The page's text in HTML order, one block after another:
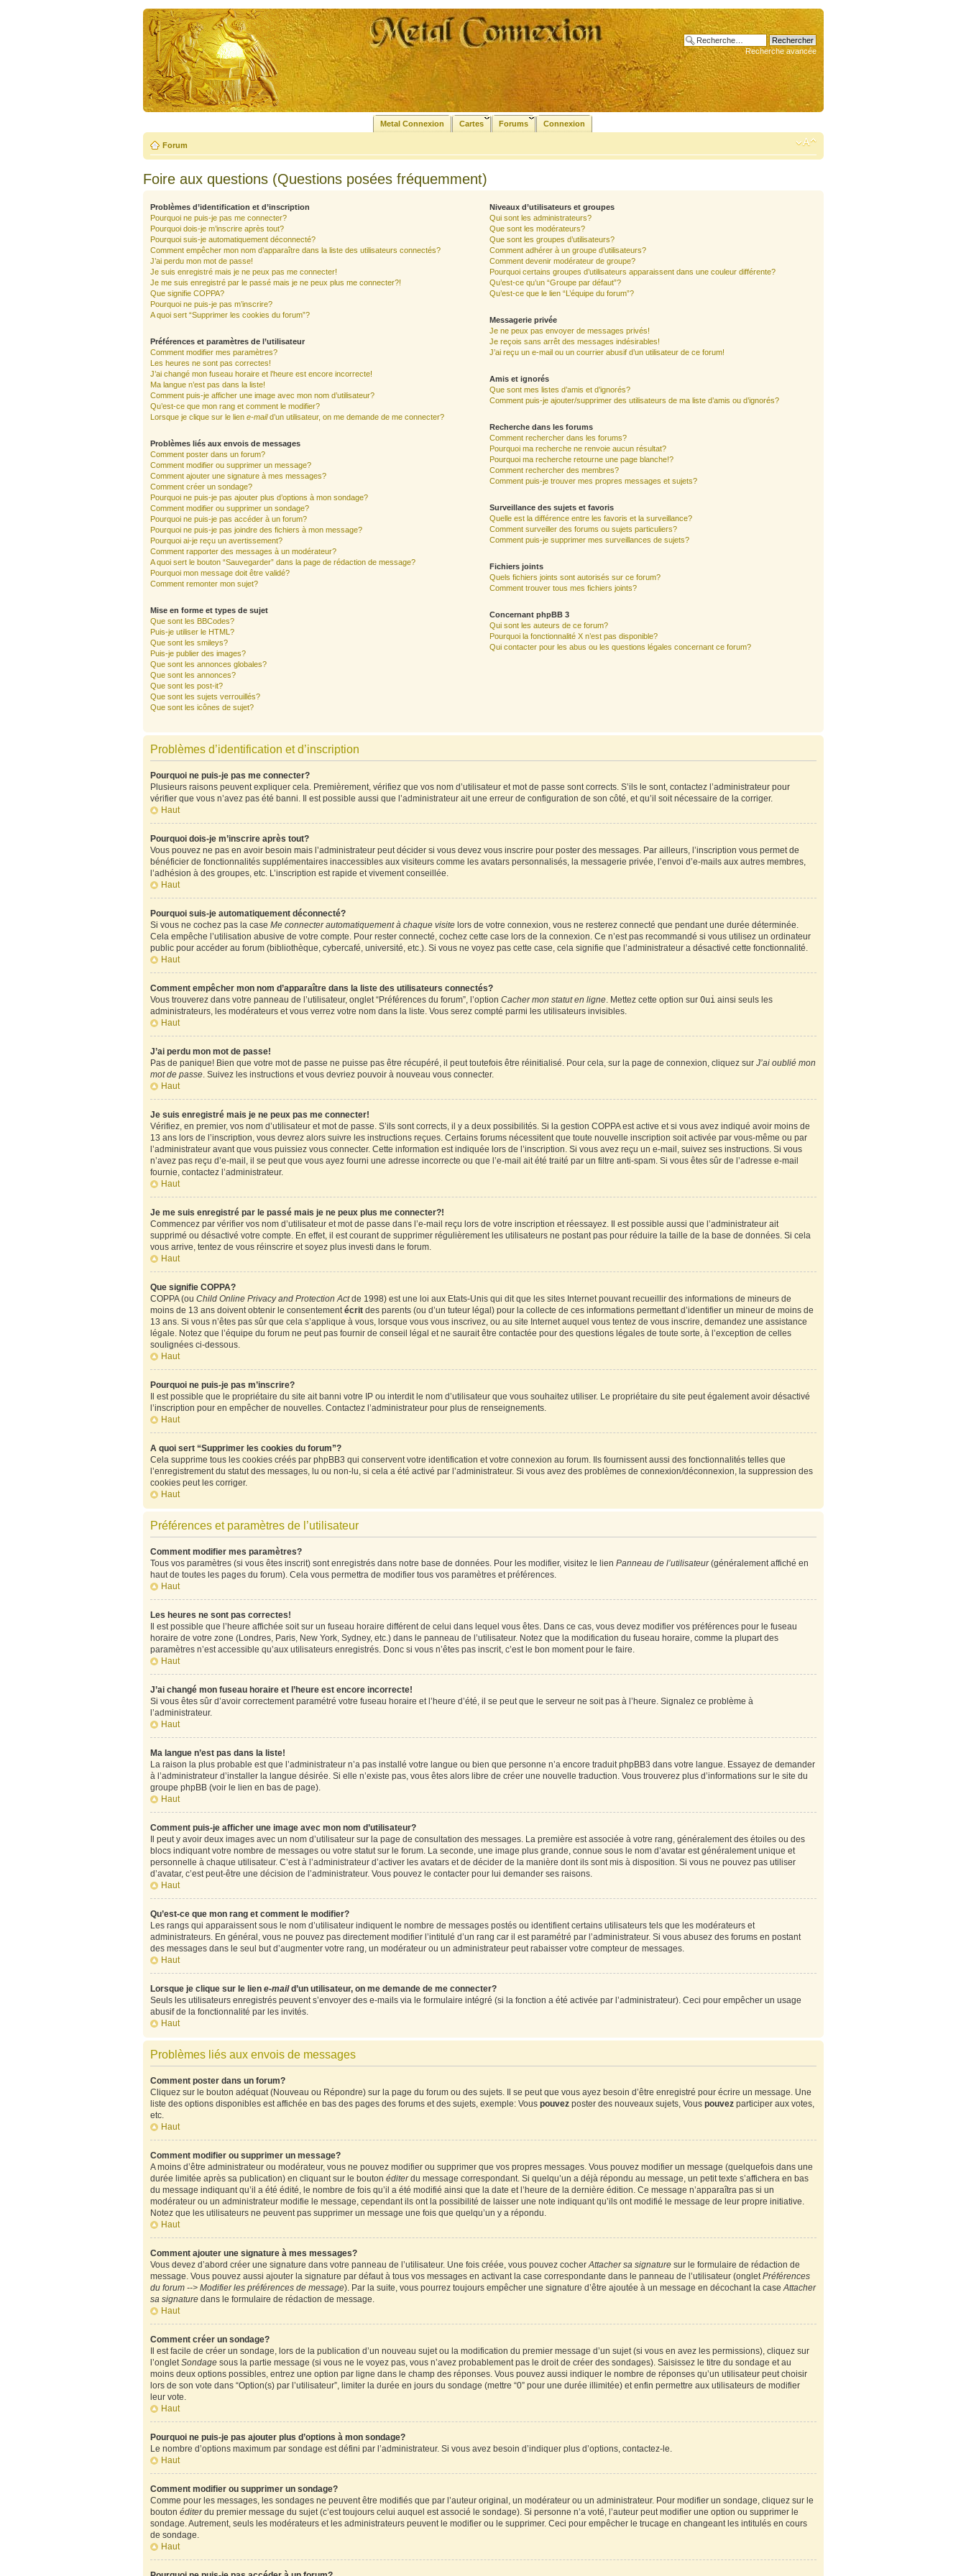
Recherche avancée
Metal Connexion Cartes Forums Connexion
Forum
Foire aux questions (Questions posées fréquemment)
Problèmes d’identification et d’inscription
Pourquoi ne puis-je pas me connecter?
Pourquoi dois-je m’inscrire après tout?
Pourquoi suis-je automatiquement déconnecté?
Comment empêcher mon nom d’apparaître dans la liste des utilisateurs connectés?
J’ai perdu mon mot de passe!
Je suis enregistré mais je ne peux pas me connecter!
Je me suis enregistré par le passé mais je ne peux plus me connecter?!
Que signifie COPPA?
Pourquoi ne puis-je pas m’inscrire?
A quoi sert “Supprimer les cookies du forum”?
Préférences et paramètres de l’utilisateur
Comment modifier mes paramètres?
Les heures ne sont pas correctes!
J’ai changé mon fuseau horaire et l’heure est encore incorrecte!
Ma langue n’est pas dans la liste!
Comment puis-je afficher une image avec mon nom d’utilisateur?
Qu’est-ce que mon rang et comment le modifier?
Lorsque je clique sur le lien e-maild’un utilisateur, on me demande de me connecter?
Problèmes liés aux envois de messages
Comment poster dans un forum?
Comment modifier ou supprimer un message?
Comment ajouter une signature à mes messages?
Comment créer un sondage?
Pourquoi ne puis-je pas ajouter plus d’options à mon sondage?
Comment modifier ou supprimer un sondage?
Pourquoi ne puis-je pas accéder à un forum?
Pourquoi ne puis-je pas joindre des fichiers à mon message?
Pourquoi ai-je reçu un avertissement?
Comment rapporter des messages à un modérateur?
A quoi sert le bouton “Sauvegarder” dans la page de rédaction de message?
Pourquoi mon message doit être validé?
Comment remonter mon sujet?
Mise en forme et types de sujet
Que sont les BBCodes?
Puis-je utiliser le HTML?
Que sont les smileys?
Puis-je publier des images?
Que sont les annonces globales?
Que sont les annonces?
Que sont les post-it?
Que sont les sujets verrouillés?
Que sont les icônes de sujet?
Niveaux d’utilisateurs et groupes
Qui sont les administrateurs?
Que sont les modérateurs?
Que sont les groupes d’utilisateurs?
Comment adhérer à un groupe d’utilisateurs?
Comment devenir modérateur de groupe?
Pourquoi certains groupes d’utilisateurs apparaissent dans une couleur différente?
Qu’est-ce qu’un “Groupe par défaut”?
Qu’est-ce que le lien “L’équipe du forum”?
Messagerie privée
Je ne peux pas envoyer de messages privés!
Je reçois sans arrêt des messages indésirables!
J’ai reçu un e-mail ou un courrier abusif d’un utilisateur de ce forum!
Amis et ignorés
Que sont mes listes d’amis et d’ignorés?
Comment puis-je ajouter/supprimer des utilisateurs de ma liste d’amis ou d’ignorés?
Recherche dans les forums
Comment rechercher dans les forums?
Pourquoi ma recherche ne renvoie aucun résultat?
Pourquoi ma recherche retourne une page blanche!?
Comment rechercher des membres?
Comment puis-je trouver mes propres messages et sujets?
Surveillance des sujets et favoris
Quelle est la différence entre les favoris et la surveillance?
Comment surveiller des forums ou sujets particuliers?
Comment puis-je supprimer mes surveillances de sujets?
Fichiers joints
Quels fichiers joints sont autorisés sur ce forum?
Comment trouver tous mes fichiers joints?
Concernant phpBB 3
Qui sont les auteurs de ce forum?
Pourquoi la fonctionnalité X n’est pas disponible?
Qui contacter pour les abus ou les questions légales concernant ce forum?
Problèmes d’identification et d’inscription
Pourquoi ne puis-je pas me connecter?
Plusieurs raisons peuvent expliquer cela. Premièrement, vérifiez que vos nom d’utilisateur et mot de passe sont corrects. S’ils le sont, contactez l’administrateur pour
vérifier que vous n’avez pas été banni. Il est possible aussi que l’administrateur ait une erreur de configuration de son côté, et qu’il soit nécessaire de la corriger.
Haut
Pourquoi dois-je m’inscrire après tout?
Vous pouvez ne pas en avoir besoin mais l’administrateur peut décider si vous devez vous inscrire pour poster des messages. Par ailleurs, l’inscription vous permet de
bénéficier de fonctionnalités supplémentaires inaccessibles aux visiteurs comme les avatars personnalisés, la messagerie privée, l’envoi d’e-mails aux autres membres,
l’adhésion à des groupes, etc. L’inscription est rapide et vivement conseillée.
Haut
Pourquoi suis-je automatiquement déconnecté?
Si vous ne cochez pas la case Me connecter automatiquement à chaque visitelors de votre connexion, vous ne resterez connecté que pendant une durée déterminée.
Cela empêche l’utilisation abusive de votre compte. Pour rester connecté, cochez cette case lors de la connexion. Ce n’est pas recommandé si vous utilisez un ordinateur
public pour accéder au forum (bibliothèque, cybercafé, université, etc.). Si vous ne voyez pas cette case, cela signifie que l’administrateur a désactivé cette fonctionnalité.
Haut
Comment empêcher mon nom d’apparaître dans la liste des utilisateurs connectés?
Vous trouverez dans votre panneau de l’utilisateur, onglet “Préférences du forum”, l’option Cacher mon statut en ligne. Mettez cette option sur Ouiainsi seuls les
administrateurs, les modérateurs et vous verrez votre nom dans la liste. Vous serez compté parmi les utilisateurs invisibles.
Haut
J’ai perdu mon mot de passe!
Pas de panique! Bien que votre mot de passe ne puisse pas être récupéré, il peut toutefois être réinitialisé. Pour cela, sur la page de connexion, cliquez sur J’ai oublié mon
mot de passe. Suivez les instructions et vous devriez pouvoir à nouveau vous connecter.
Haut
Je suis enregistré mais je ne peux pas me connecter!
Vérifiez, en premier, vos nom d’utilisateur et mot de passe. S’ils sont corrects, il y a deux possibilités. Si la gestion COPPA est active et si vous avez indiqué avoir moins de
13 ans lors de l’inscription, vous devrez alors suivre les instructions reçues. Certains forums nécessitent que toute nouvelle inscription soit activée par vous-même ou par
l’administrateur avant que vous puissiez vous connecter. Cette information est indiquée lors de l’inscription. Si vous avez reçu un e-mail, suivez ses instructions. Si vous
n’avez pas reçu d’e-mail, il se peut que vous ayez fourni une adresse incorrecte ou que l’e-mail ait été traité par un filtre anti-spam. Si vous êtes sûr de l’adresse e-mail
fournie, contactez l’administrateur.
Haut
Je me suis enregistré par le passé mais je ne peux plus me connecter?!
Commencez par vérifier vos nom d’utilisateur et mot de passe dans l’e-mail reçu lors de votre inscription et réessayez. Il est possible aussi que l’administrateur ait
supprimé ou désactivé votre compte. En effet, il est courant de supprimer régulièrement les utilisateurs ne postant pas pour réduire la taille de la base de données. Si cela
vous arrive, tentez de vous réinscrire et soyez plus investi dans le forum.
Haut
Que signifie COPPA?
COPPA (ou Child Online Privacy and Protection Actde 1998) est une loi aux Etats-Unis qui dit que les sites Internet pouvant recueillir des informations de mineurs de
moins de 13 ans doivent obtenir le consentementécritdes parents (ou d’un tuteur légal) pour la collecte de ces informations permettant d’identifier un mineur de moins de
13 ans. Si vous n’êtes pas sûr que cela s’applique à vous, lorsque vous vous inscrivez, ou au site Internet auquel vous tentez de vous inscrire, demandez une assistance
légale. Notez que l’équipe du forum ne peut pas fournir de conseil légal et ne saurait être contactée pour des questions légales de toute sorte, à l’exception de celles
soulignées ci-dessous.
Haut
Pourquoi ne puis-je pas m’inscrire?
Il est possible que le propriétaire du site ait banni votre IP ou interdit le nom d’utilisateur que vous souhaitez utiliser. Le propriétaire du site peut également avoir désactivé
l’inscription pour en empêcher de nouvelles. Contactez l’administrateur pour plus de renseignements.
Haut
A quoi sert “Supprimer les cookies du forum”?
Cela supprime tous les cookies créés par phpBB3 qui conservent votre identification et votre connexion au forum. Ils fournissent aussi des fonctionnalités telles que
l’enregistrement du statut des messages, lu ou non-lu, si cela a été activé par l’administrateur. Si vous avez des problèmes de connexion/déconnexion, la suppression des
cookies peut les corriger.
Haut
Préférences et paramètres de l’utilisateur
Comment modifier mes paramètres?
Tous vos paramètres (si vous êtes inscrit) sont enregistrés dans notre base de données. Pour les modifier, visitez le lien Panneau de l’utilisateur(généralement affiché en
haut de toutes les pages du forum). Cela vous permettra de modifier tous vos paramètres et préférences.
Haut
Les heures ne sont pas correctes!
Il est possible que l’heure affichée soit sur un fuseau horaire différent de celui dans lequel vous êtes. Dans ce cas, vous devez modifier vos préférences pour le fuseau
horaire de votre zone (Londres, Paris, New York, Sydney, etc.) dans le panneau de l’utilisateur. Notez que la modification du fuseau horaire, comme la plupart des
paramètres n’est accessible qu’aux utilisateurs enregistrés. Donc si vous n’êtes pas inscrit, c’est le bon moment pour le faire.
Haut
J’ai changé mon fuseau horaire et l’heure est encore incorrecte!
Si vous êtes sûr d’avoir correctement paramétré votre fuseau horaire et l’heure d’été, il se peut que le serveur ne soit pas à l’heure. Signalez ce problème à
l’administrateur.
Haut
Ma langue n’est pas dans la liste!
La raison la plus probable est que l’administrateur n’a pas installé votre langue ou bien que personne n’a encore traduit phpBB3 dans votre langue. Essayez de demander
à l’administrateur d’installer la langue désirée. Si elle n’existe pas, vous êtes alors libre de créer une nouvelle traduction. Vous trouverez plus d’informations sur le site du
groupe phpBB (voir le lien en bas de page).
Haut
Comment puis-je afficher une image avec mon nom d’utilisateur?
Il peut y avoir deux images avec un nom d’utilisateur sur la page de consultation des messages. La première est associée à votre rang, généralement des étoiles ou des
blocs indiquant votre nombre de messages ou votre statut sur le forum. La seconde, une image plus grande, connue sous le nom d’avatar est généralement unique et
personnelle à chaque utilisateur. C’est à l’administrateur d’activer les avatars et de décider de la manière dont ils sont mis à disposition. Si vous ne pouvez pas utiliser
d’avatar, c’est peut-être une décision de l’administrateur. Vous pouvez le contacter pour lui demander ses raisons.
Haut
Qu’est-ce que mon rang et comment le modifier?
Les rangs qui apparaissent sous le nom d’utilisateur indiquent le nombre de messages postés ou identifient certains utilisateurs tels que les modérateurs et
administrateurs. En général, vous ne pouvez pas directement modifier l’intitulé d’un rang car il est paramétré par l’administrateur. Si vous abusez des forums en postant
des messages dans le seul but d’augmenter votre rang, un modérateur ou un administrateur peut rabaisser votre compteur de messages.
Haut
Lorsque je clique sur le lien e-maild’un utilisateur, on me demande de me connecter?
Seuls les utilisateurs enregistrés peuvent s’envoyer des e-mails via le formulaire intégré (si la fonction a été activée par l’administrateur). Ceci pour empêcher un usage
abusif de la fonctionnalité par les invités.
Haut
Problèmes liés aux envois de messages
Comment poster dans un forum?
Cliquez sur le bouton adéquat (Nouveau ou Répondre) sur la page du forum ou des sujets. Il se peut que vous ayez besoin d’être enregistré pour écrire un message. Une
liste des options disponibles est affichée en bas des pages des forums et des sujets, exemple: Vous pouvezposter des nouveaux sujets, Vous pouvezparticiper aux votes,
etc.
Haut
Comment modifier ou supprimer un message?
A moins d’être administrateur ou modérateur, vous ne pouvez modifier ou supprimer que vos propres messages. Vous pouvez modifier un message (quelquefois dans une
durée limitée après sa publication) en cliquant sur le bouton éditerdu message correspondant. Si quelqu’un a déjà répondu au message, un petit texte s’affichera en bas
du message indiquant qu’il a été édité, le nombre de fois qu’il a été modifié ainsi que la date et l’heure de la dernière édition. Ce message n’apparaîtra pas si un
modérateur ou un administrateur modifie le message, cependant ils ont la possibilité de laisser une note indiquant qu’ils ont modifié le message de leur propre initiative.
Notez que les utilisateurs ne peuvent pas supprimer un message une fois que quelqu’un y a répondu.
Haut
Comment ajouter une signature à mes messages?
Vous devez d’abord créer une signature dans votre panneau de l’utilisateur. Une fois créée, vous pouvez cocherAttacher sa signaturesur le formulaire de rédaction de
message. Vous pouvez aussi ajouter la signature par défaut à tous vos messages en activant la case correspondante dans le panneau de l’utilisateur (ongletPréférences
du forum --> Modifier les préférences de message). Par la suite, vous pourrez toujours empêcher une signature d’être ajoutée à un message en décochant la caseAttacher
sa signaturedans le formulaire de rédaction de message.
Haut
Comment créer un sondage?
Il est facile de créer un sondage, lors de la publication d’un nouveau sujet ou la modification du premier message d’un sujet (si vous en avez les permissions), cliquez sur
l’ongletSondagesous la partie message (si vous ne le voyez pas, vous n’avez probablement pas le droit de créer des sondages). Saisissez le titre du sondage et au
moins deux options possibles, entrez une option par ligne dans le champ des réponses. Vous pouvez aussi indiquer le nombre de réponses qu’un utilisateur peut choisir
lors de son vote dans “Option(s) par l’utilisateur”, limiter la durée en jours du sondage (mettre “0” pour une durée illimitée) et enfin permettre aux utilisateurs de modifier
leur vote.
Haut
Pourquoi ne puis-je pas ajouter plus d’options à mon sondage?
Le nombre d’options maximum par sondage est défini par l’administrateur. Si vous avez besoin d’indiquer plus d’options, contactez-le.
Haut
Comment modifier ou supprimer un sondage?
Comme pour les messages, les sondages ne peuvent être modifiés que par l’auteur original, un modérateur ou un administrateur. Pour modifier un sondage, cliquez sur le
bouton éditerdu premier message du sujet (c’est toujours celui auquel est associé le sondage). Si personne n’a voté, l’auteur peut modifier une option ou supprimer le
sondage. Autrement, seuls les modérateurs et les administrateurs peuvent le modifier ou le supprimer. Ceci pour empêcher le trucage en changeant les intitulés en cours
de sondage.
Haut